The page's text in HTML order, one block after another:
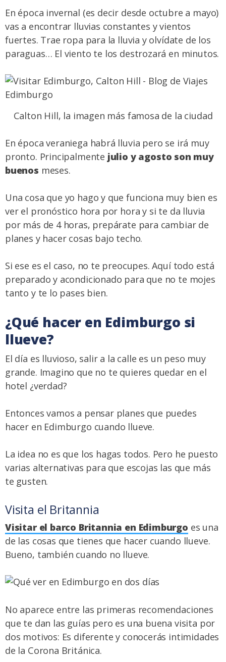
En época invernal (es decir desde octubre a mayo)
vas a encontrar lluvias constantes y vientos
fuertes. Trae ropa para la lluvia y olvídate de los
paraguas… El viento te los destrozará en minutos.
Calton Hill, la imagen más famosa de la ciudad
En época veraniega habrá lluvia pero se irá muy
pronto. Principalmente julio y agosto son muy
buenos meses.
Una cosa que yo hago y que funciona muy bien es
ver el pronóstico hora por hora y si te da lluvia
por más de 4 horas, prepárate para cambiar de
planes y hacer cosas bajo techo.
Si ese es el caso, no te preocupes. Aquí todo está
preparado y acondicionado para que no te mojes
tanto y te lo pases bien.
¿Qué hacer en Edimburgo si
llueve?
El día es lluvioso, salir a la calle es un peso muy
grande. Imagino que no te quieres quedar en el
hotel ¿verdad?
Entonces vamos a pensar planes que puedes
hacer en Edimburgo cuando llueve.
La idea no es que los hagas todos. Pero he puesto
varias alternativas para que escojas las que más
te gusten.
Visita el Britannia
Visitar el barco Britannia en Edimburgo es una
de las cosas que tienes que hacer cuando llueve.
Bueno, también cuando no llueve.
No aparece entre las primeras recomendaciones
que te dan las guías pero es una buena visita por
dos motivos: Es diferente y conocerás intimidades
de la Corona Británica.